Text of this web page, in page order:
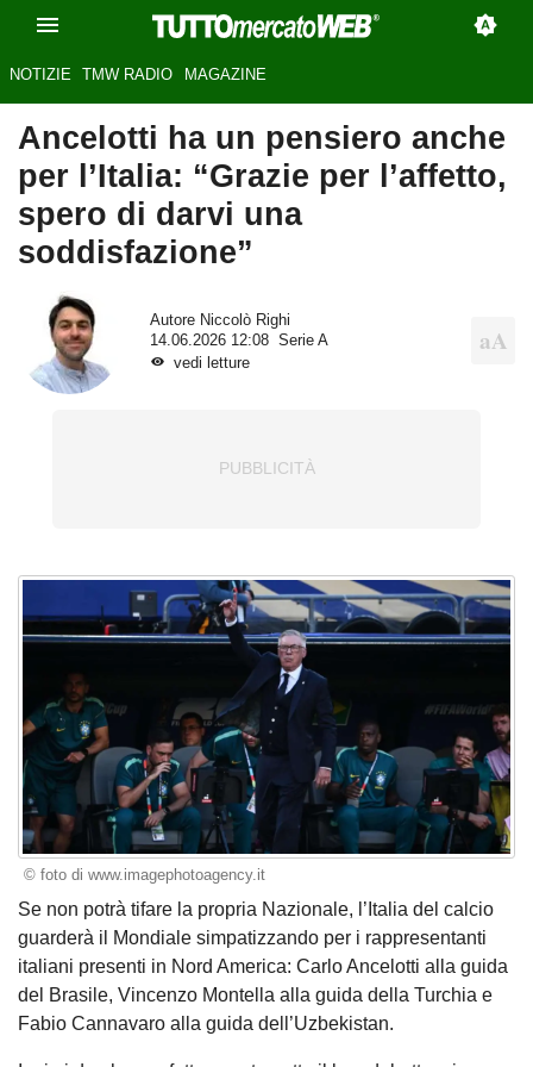
NOTIZIE TMW RADIO MAGAZINE
Ancelotti ha un pensiero anche
per l’Italia: “Grazie per l’affetto,
spero di darvi una
soddisfazione”
Autore Niccolò Righi
14.06.2026 12:08
Serie A
vedi letture
© foto di www.imagephotoagency.it
Se non potrà tifare la propria Nazionale, l’Italia del calcio
guarderà il Mondiale simpatizzando per i rappresentanti
italiani presenti in Nord America: Carlo Ancelotti alla guida
del Brasile, Vincenzo Montella alla guida della Turchia e
Fabio Cannavaro alla guida dell’Uzbekistan.